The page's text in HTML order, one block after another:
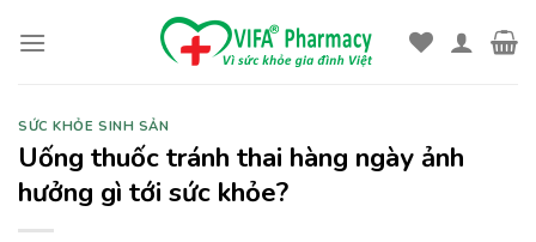
SỨC KHỎE SINH SẢN
Uống thuốc tránh thai hàng ngày ảnh
hưởng gì tới sức khỏe?